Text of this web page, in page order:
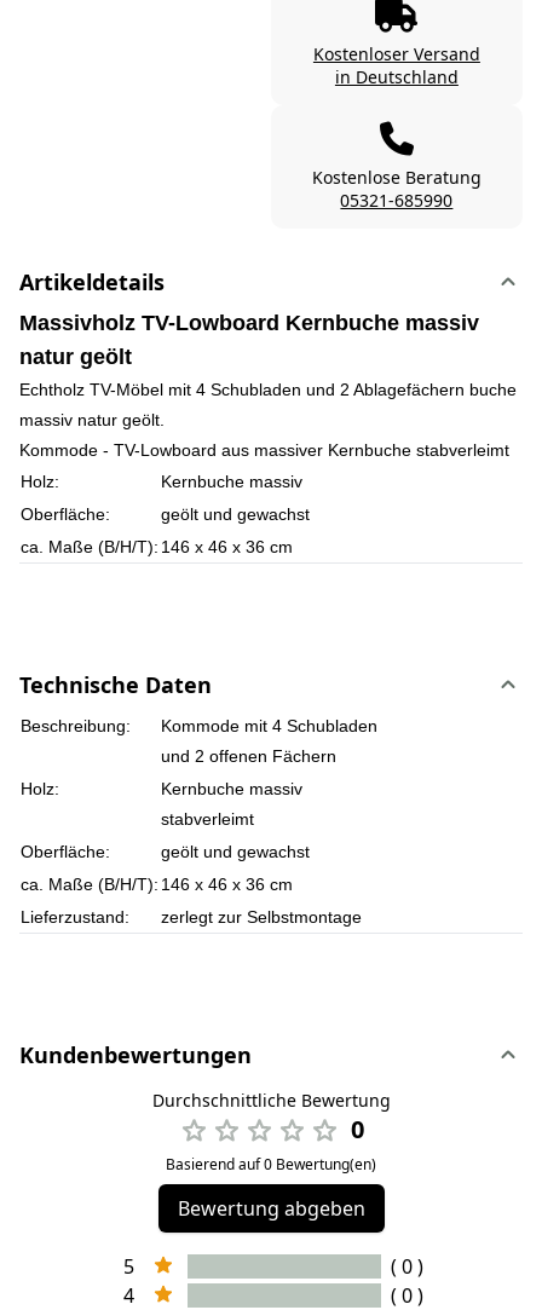
Kostenloser Versand
in Deutschland
Kostenlose Beratung
05321-685990
Artikeldetails
Massivholz TV-Lowboard Kernbuche massiv
natur geölt
Echtholz TV-Möbel mit 4 Schubladen und 2 Ablagefächern buche
massiv natur geölt.
Kommode - TV-Lowboard aus massiver Kernbuche stabverleimt
Holz:
Kernbuche massiv
Oberfläche:
geölt und gewachst
ca. Maße (B/H/T): 146 x 46 x 36 cm
Technische Daten
Beschreibung:
Kommode mit 4 Schubladen
und 2 offenen Fächern
Holz:
Kernbuche massiv
stabverleimt
Oberfläche:
geölt und gewachst
ca. Maße (B/H/T): 146 x 46 x 36 cm
Lieferzustand:
zerlegt zur Selbstmontage
Kundenbewertungen
Durchschnittliche Bewertung
0
Basierend auf 0 Bewertung(en)
Bewertung abgeben
5
( 0 )
4
( 0 )